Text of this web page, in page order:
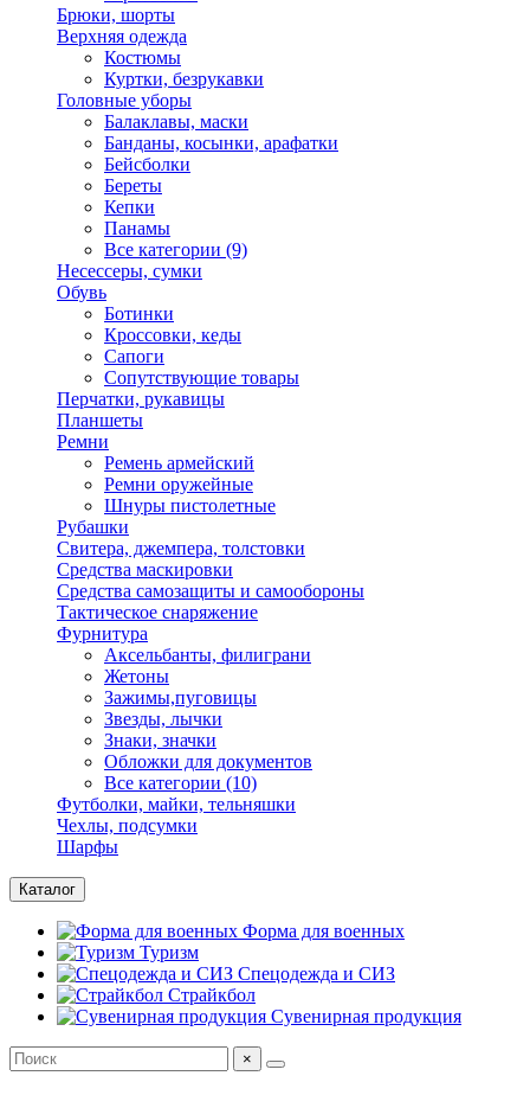
Брюки, шорты
Верхняя одежда
Костюмы
Куртки, безрукавки
Головные уборы
Балаклавы, маски
Банданы, косынки, арафатки
Бейсболки
Береты
Кепки
Панамы
Все категории (9)
Несессеры, сумки
Обувь
Ботинки
Кроссовки, кеды
Сапоги
Сопутствующие товары
Перчатки, рукавицы
Планшеты
Ремни
Ремень армейский
Ремни оружейные
Шнуры пистолетные
Рубашки
Свитера, джемпера, толстовки
Средства маскировки
Средства самозащиты и самообороны
Тактическое снаряжение
Фурнитура
Аксельбанты, филиграни
Жетоны
Зажимы,пуговицы
Звезды, лычки
Знаки, значки
Обложки для документов
Все категории (10)
Футболки, майки, тельняшки
Чехлы, подсумки
Шарфы
Каталог
Форма для военных
Туризм
Спецодежда и СИЗ
Страйкбол
Сувенирная продукция
×